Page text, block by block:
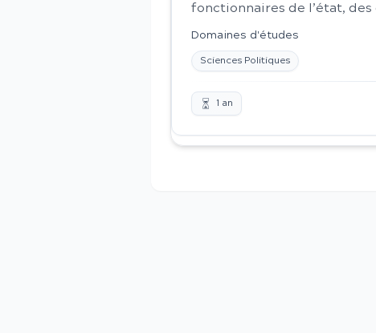
fonctionnaires de l’état,
Domaines d'études
Sciences Politiques
1 an